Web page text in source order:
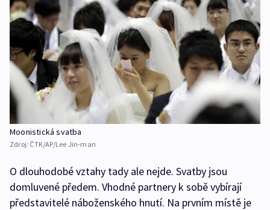
Moonistická svatba
Zdroj: ČTK/AP/Lee Jin-man
O dlouhodobé vztahy tady ale nejde. Svatby jsou
domluvené předem. Vhodné partnery k sobě vybírají
představitelé náboženského hnutí. Na prvním místě je